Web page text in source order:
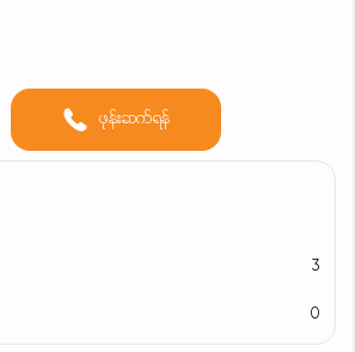
ဖုန်းဆက်ရန်
3
0